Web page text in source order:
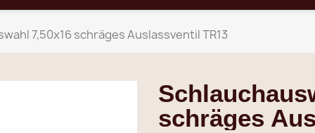
7,50x16 schräges Auslassventil TR13
schräges